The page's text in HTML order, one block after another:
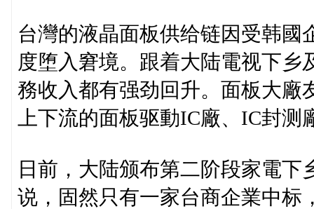
台灣的液晶面板供给链因受韩國
度堕入窘境。跟着大陆電视下乡
務收入都有强劲回升。面板大廠
上下流的面板驱動IC廠、IC封
日前，大陆颁布第二阶段家電
说，固然只有一家台商企業中标